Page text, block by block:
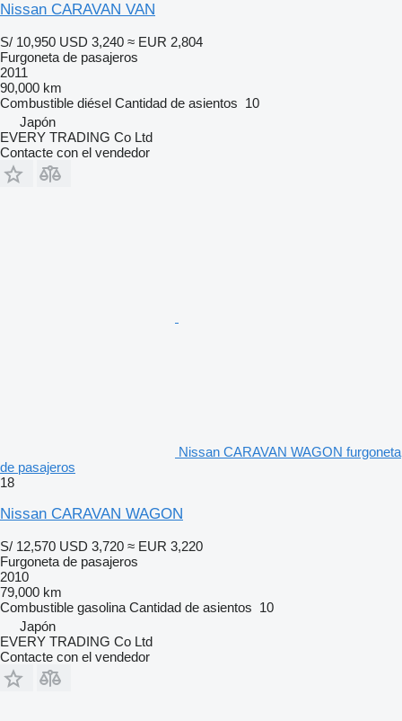
Nissan CARAVAN VAN
S/ 10,950 USD 3,240 ≈ EUR 2,804
Furgoneta de pasajeros
2011
90,000 km
Combustible diésel Cantidad de asientos 10
Japón
EVERY TRADING Co Ltd
Contacte con el vendedor
Nissan CARAVAN WAGON furgoneta
de pasajeros
18
Nissan CARAVAN WAGON
S/ 12,570 USD 3,720 ≈ EUR 3,220
Furgoneta de pasajeros
2010
79,000 km
Combustible gasolina Cantidad de asientos 10
Japón
EVERY TRADING Co Ltd
Contacte con el vendedor